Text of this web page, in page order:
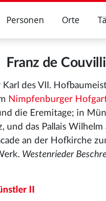
Personen Orte
Franz de
Karl des VII.
Nimpfenburger
die Eremitage; in
und das Pallais Wilhelm
an der Hofkirche
Westenrieder
II